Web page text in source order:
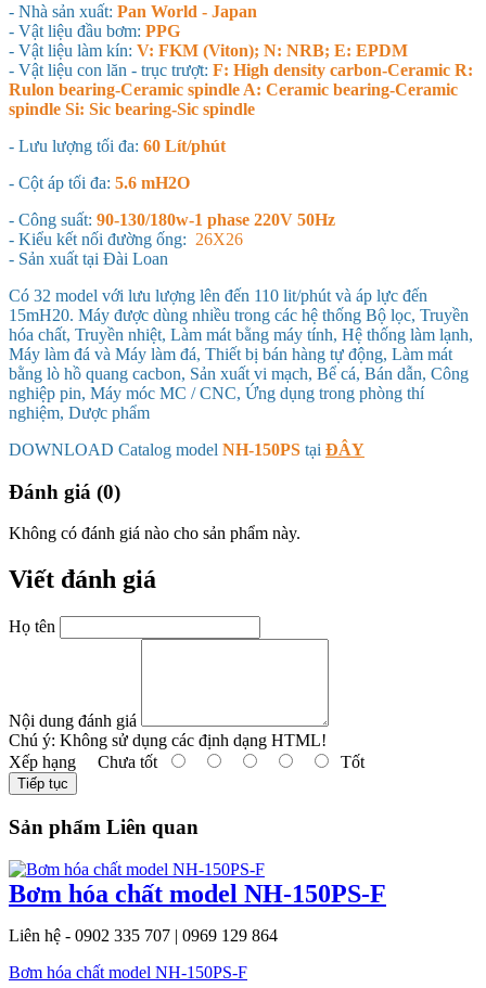
- Nhà sản xuất: Pan World - Japan
- Vật liệu đầu bơm: PPG
- Vật liệu làm kín: V: FKM (Viton); N: NRB; E: EPDM
- Vật liệu con lăn - trục trượt: F: High density carbon-Ceramic R:
Rulon bearing-Ceramic spindle A: Ceramic bearing-Ceramic
spindle Si: Sic bearing-Sic spindle
- Lưu lượng tối đa: 60 Lít/phút
- Cột áp tối đa: 5.6 mH2O
- Công suất: 90-130/180w-1 phase 220V 50Hz
- Kiểu kết nối đường ống: 26X26
- Sản xuất tại Đài Loan
Có 32 model với lưu lượng lên đến 110 lit/phút và áp lực đến
15mH20. Máy được dùng nhiều trong các hệ thống Bộ lọc, Truyền
hóa chất, Truyền nhiệt, Làm mát bằng máy tính, Hệ thống làm lạnh,
Máy làm đá và Máy làm đá, Thiết bị bán hàng tự động, Làm mát
bằng lò hồ quang cacbon, Sản xuất vi mạch, Bể cá, Bán dẫn, Công
nghiệp pin, Máy móc MC / CNC, Ứng dụng trong phòng thí
nghiệm, Dược phẩm
DOWNLOAD Catalog model NH-150PS tại ĐÂY
Đánh giá (0)
Không có đánh giá nào cho sản phẩm này.
Viết đánh giá
Họ tên
Nội dung đánh giá
Chú ý: Không sử dụng các định dạng HTML!
Xếp hạng Chưa tốt Tốt
Tiếp tục
Sản phẩm Liên quan
Bơm hóa chất model NH-150PS-F
Liên hệ - 0902 335 707 | 0969 129 864
Bơm hóa chất model NH-150PS-F